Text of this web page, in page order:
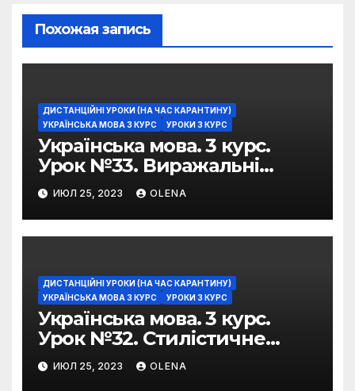
Похожая запись
ДИСТАНЦІЙНІ УРОКИ (НА ЧАС КАРАНТИНУ)
УКРАЇНСЬКА МОВА 3 КУРС
УРОКИ 3 КУРС
Українська мова. 3 курс.
Урок №33. Виражальні
можливості фразеологізмів
ИЮЛ 25, 2023 OLENA
ДИСТАНЦІЙНІ УРОКИ (НА ЧАС КАРАНТИНУ)
УКРАЇНСЬКА МОВА 3 КУРС
УРОКИ 3 КУРС
Українська мова. 3 курс.
Урок №32. Стилістичне
забарвлення
фразеологізмів
ИЮЛ 25, 2023 OLENA